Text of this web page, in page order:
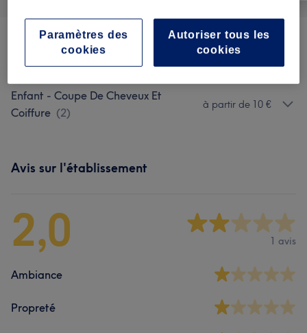
Homme - Coupe De Cheveux Et
Barbier
à partir de 15 €
Enfant - Coupe De Cheveux Et
Coiffure (2)
à partir de 10 €
Avis sur l'établissement
2,0 1 avis
Ambiance
Propreté
Autoriser tous les
cookies
Paramètres des
cookies